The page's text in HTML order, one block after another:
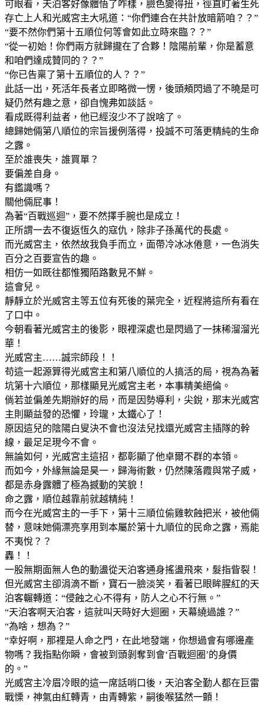
可眼看，天泊客好像體悟了咋樣，臉色變得扭，徑直盯著生死
存亡上人和光威宮主大吼道：“你們連合在共計放暗箭咱？？”
“要不然你們第十五順位何等會如此立時來臨？？”
“從一初始！你們兩方就歸攏在了合夥！陰陽前輩，你是蓄意
和咱們達成贊同的？？”
“你已告稟了第十五順位的人？？”
此話一出，死活年長者立即略微一愣，後頭頰閃過了不曉是可
疑仍然有趣之意，卻自愧弗如談話。
看成既得利益者，他已經沒少不了說啥了。
總歸她倆第八順位的宗旨援例落得，投誠不可落更精純的生命
之露。
至於誰喪失，誰買單？
要偏差自身。
有鑑識嗎？
關他倆屁事！
為著“百戰巡迴”，要不然擇手腕也是成立！
正所謂一去不復返恆久的寇仇，除非子孫萬代的長處。
而光威宮主，依然故我負手而立，面帶冷冰冰倦意，一色消失
百分之百要宣告的趣。
相仿一如既往都惟獨陌路數見不鮮。
這會兒。
靜靜立於光威宮主等五位有死後的葉完全，近程將這所有看在
了口中。
今朝看著光威宮主的後影，眼裡深處也是閃過了一抹稀溜溜光
華！
光威宮主……誠宗師段！！
苟這一起源算得光威宮主和第八順位的人搞活的局，視為為著
坑第十六順位，那樣顯見光威宮主老，本事精美絕倫。
倘若並偏差先期辦好的局，而是因勢導利，尖銳，那末光威宮
主則顯益發的恐懼，玲瓏，太鐵心了！
原因這兒的陰陽白叟決不會也沒法兒找還光威宮主插隊的幹
線，最足足現今不會。
無論如何，光威宮主這招，都彰顯了他卓爾不群的本領。
而如今，外緣無論是昊一，歸海術數，仍然陳落霞與常子威，
都是赤身露體了極為撼動的笑貌！
命之露，順位越靠前就越精純！
而今在光威宮主的一手下，第十三順位偷雞軟蝕把米，被他倆
替，意味她倆漂亮享用到本屬於第十九順位的民命之露，焉能
不夷悅？？
轟！！
一股無期面無人色的動盪從天泊客通身搖盪飛來，髮指眥裂！
但光威宮主卻涓滴不斷，寶石一臉淡笑，看著已眼眸腥紅的天
泊客輾轉道：“侵蝕之心不得有，防人之心不行無。”
“天泊客啊天泊客，這就叫天時好大迴圈，天幕繞過誰？”
“為啥，想為？”
“幸好啊，那裡是人命之門，在此地發端，你想過會有哪邊產
物嗎？我指點你瞬，會被到頭剝奪到會‘百戰迴圈’的身價
的。”
光威宮主冷眉冷眼的這一席話哨口後，天泊客全勤人都在巨雷
戰慄，神氣由紅轉青，由青轉紫，嗣後喉猛然一顫！